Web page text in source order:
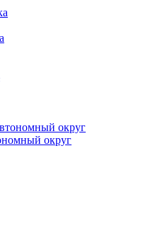
округ
округ